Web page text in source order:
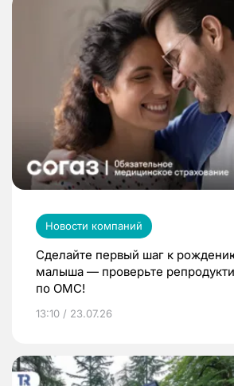
Новости компаний
Сделайте первый шаг к
малыша — проверьте
по ОМС!
13:10 / 23.07.26